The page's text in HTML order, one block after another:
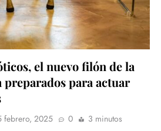
el nuevo filón de la
preparados para actuar
febrero, 2025 0
3 minutos